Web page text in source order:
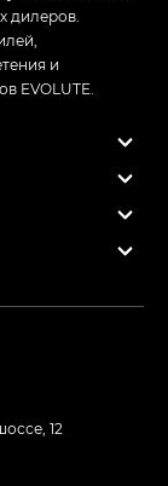
дилеров.
и
EVOLUTE.
12